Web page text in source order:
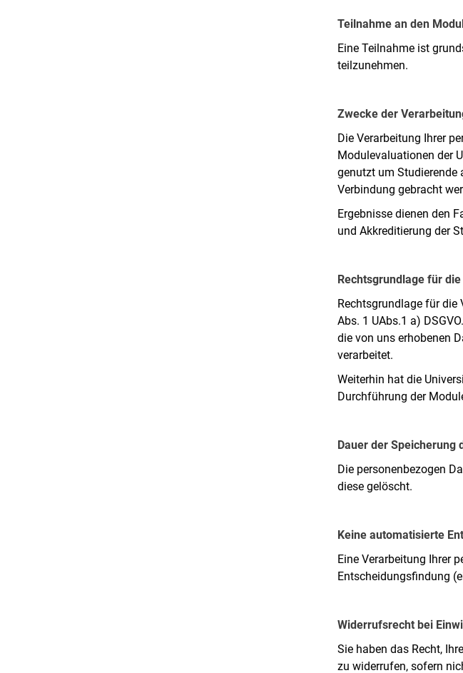
Teilnahme an den
Eine Teilnahme ist
teilzunehmen.
Zwecke der
Die Verarbeitung Ihrer
Modulevaluationen der
genutzt um Studierende
Verbindung gebracht
Ergebnisse dienen den
und Akkreditierung der
Rechtsgrundlage für
Rechtsgrundlage für die
Abs. 1 UAbs.1 a)
die von uns erhobenen
verarbeitet.
Weiterhin hat die
Durchführung der
Dauer der Speicherung
Die personenbezogen
diese gelöscht.
Keine automatisierte
Eine Verarbeitung Ihrer
Entscheidungsfindung
Widerrufsrecht bei
Sie haben das Recht,
zu widerrufen, sofern